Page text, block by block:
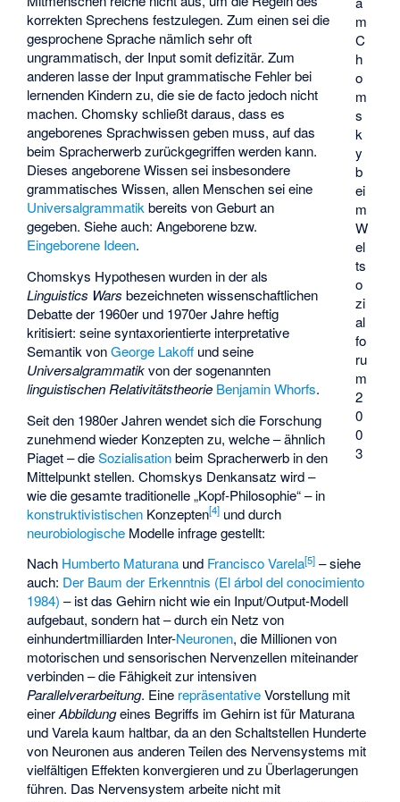
m
C
h
o
m
s
k
y
b
ei
m
W
el
ts
o
zi
al
fo
ru
m
2
0
0
3
korrekten Sprechens festzulegen. Zum einen sei die
gesprochene Sprache nämlich sehr oft
ungrammatisch, der Input somit defizitär. Zum
anderen lasse der Input grammatische Fehler bei
lernenden Kindern zu, die sie de facto jedoch nicht
machen. Chomsky schließt daraus, dass es
angeborenes Sprachwissen geben muss, auf das
beim Spracherwerb zurückgegriffen werden kann.
Dieses angeborene Wissen sei insbesondere
grammatisches Wissen, allen Menschen sei eine
Universalgrammatikbereits von Geburt an
gegeben. Siehe auch: Angeborene bzw.
Eingeborene Ideen.
Chomskys Hypothesen wurden in der als
Linguistics Wars bezeichneten wissenschaftlichen
Debatte der 1960er und 1970er Jahre heftig
kritisiert: seine syntaxorientierte interpretative
Semantik vonGeorge Lakoff und seine
Universalgrammatikvon der sogenannten
linguistischen Relativitätstheorie Benjamin Whorfs.
Seit den 1980er Jahren wendet sich die Forschung
zunehmend wieder Konzepten zu, welche – ähnlich
Piaget – dieSozialisationbeim Spracherwerb in den
Mittelpunkt stellen. Chomskys Denkansatz wird –
wie die gesamte traditionelle „Kopf-Philosophie“ – in
konstruktivistischen Konzepten[4] und durch
neurobiologische Modelle infrage gestellt:
Nach Humberto Maturana und Francisco Varela[5] – siehe
auch: Der Baum der Erkenntnis (El árbol del conocimiento
1984) – ist das Gehirn nicht wie ein Input/Output-Modell
aufgebaut, sondern hat – durch ein Netz von
einhundertmilliarden Inter-Neuronen, die Millionen von
motorischen und sensorischen Nervenzellen miteinander
verbinden – die Fähigkeit zur intensiven
Parallelverarbeitung. Eine repräsentativeVorstellung mit
einerAbbildungeines Begriffs im Gehirn ist für Maturana
und Varela kaum haltbar, da an den Schaltstellen Hunderte
von Neuronen aus anderen Teilen des Nervensystems mit
vielfältigen Effekten konvergieren und zu Überlagerungen
führen. Das Nervensystem arbeite nicht mit